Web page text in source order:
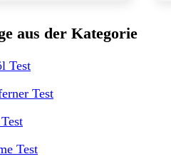
aus der Kategorie
Test
Test
Test